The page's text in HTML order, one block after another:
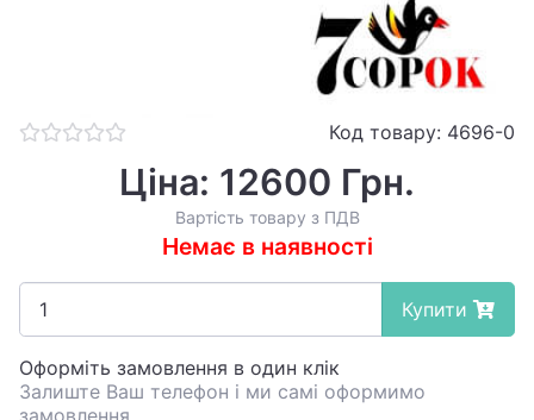
Код товару: 4696-0
Ціна: 12600 Грн.
Вартість товару з ПДВ
Немає в наявності
Купити
Оформіть замовлення в один клік
Залиште Ваш телефон і ми самі оформимо
замовлення